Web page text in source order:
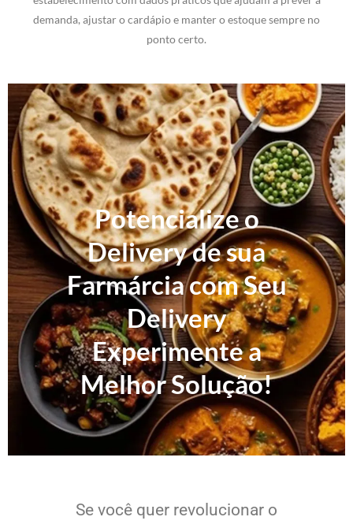
demanda, ajustar o cardápio e manter o estoque sempre no
ponto certo.
Potencialize o
Delivery de sua
Farmárcia com Seu
Delivery
Experimente a
Melhor Solução!
Se você quer revolucionar o